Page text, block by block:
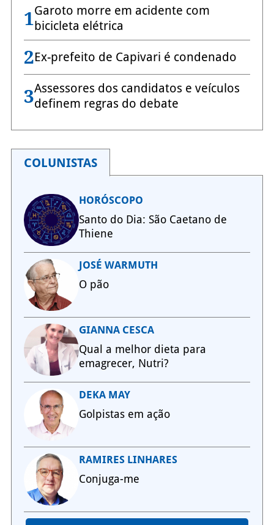
1Garoto morre em acidente com
bicicleta elétrica
2Ex-prefeito de Capivari é condenado
3Assessores dos candidatos e veículos
definem regras do debate
COLUNISTAS
HORÓSCOPO
Santo do Dia: São Caetano de
Thiene
JOSÉ WARMUTH
O pão
GIANNA CESCA
Qual a melhor dieta para
emagrecer, Nutri?
DEKA MAY
Golpistas em ação
RAMIRES LINHARES
Conjuga-me